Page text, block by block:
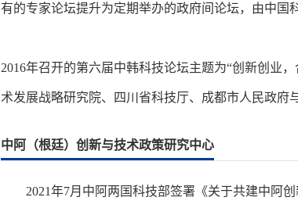
有的专家论坛提升为定期举办的政府间论坛，由中国
2016年召开的第六届中韩科技论坛主题为“创新创业
术发展战略研究院、四川省科技厅、成都市人民政府
中阿（根廷）创新与技术政策研究中心
2021年7月中阿两国科技部签署《关于共建中阿